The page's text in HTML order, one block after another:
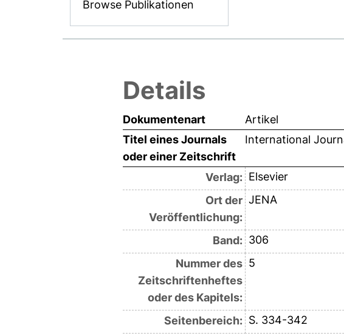
Browse Publikationen
Details
Dokumentenart
Artikel
Titel eines Journals
oder einer Zeitschrift
International
Verlag: Elsevier
Ort der
Veröffentlichung:
JENA
Band: 306
Nummer des
Zeitschriftenheftes
oder des Kapitels:
5
Seitenbereich: S. 334-342